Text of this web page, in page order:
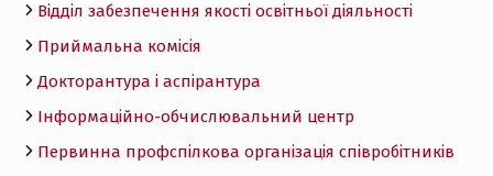
Відділ забезпечення якості освітньої діяльності
Приймальна комісія
Докторантура і аспірантура
Інформаційно-обчислювальний центр
Первинна профспілкова організація співробітників